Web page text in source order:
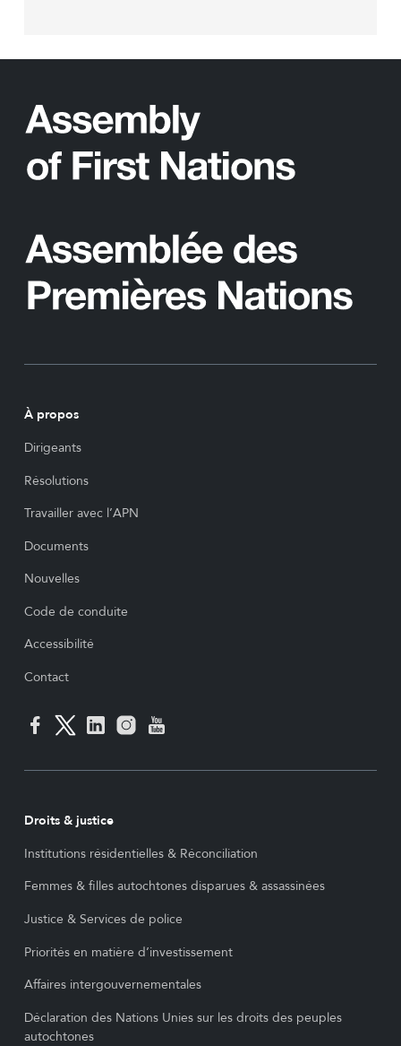
À propos
Dirigeants
Résolutions
Travailler avec l’APN
Documents
Nouvelles
Code de conduite
Accessibilité
Contact
Droits & justice
Institutions résidentielles & Réconciliation
Femmes & filles autochtones disparues & assassinées
Justice & Services de police
Priorités en matière d’investissement
Affaires intergouvernementales
Déclaration des Nations Unies sur les droits des peuples
autochtones